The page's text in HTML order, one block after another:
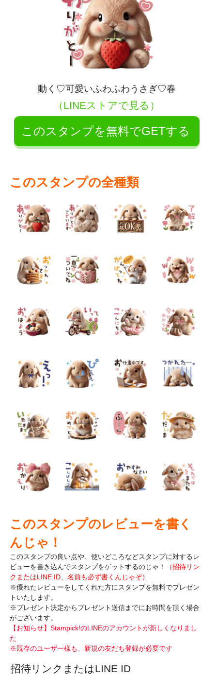
動く♡可愛いふわふわうさぎ♡春
（LINEストアで見る）
このスタンプを無料でGETする
このスタンプの全種類
このスタンプのレビューを書く
んじゃ！
このスタンプの良い点や、使いどころなどスタンプに対するレ
ビューを書き込んでスタンプをゲットするのじゃ！
（招待リン
クまたはLINE ID、名前も必ず書くんじゃぞ）
※優れたレビューをしてくれた方にスタンプを無料でプレゼン
トいたします。
※プレゼント決定からプレゼント送信までにお時間を頂く場合
がございます。
【お知らせ】Stampick!のLINEのアカウントが新しくなりまし
た
※既存のユーザー様も、新規の友だち登録が必要です
招待リンクまたはLINE ID